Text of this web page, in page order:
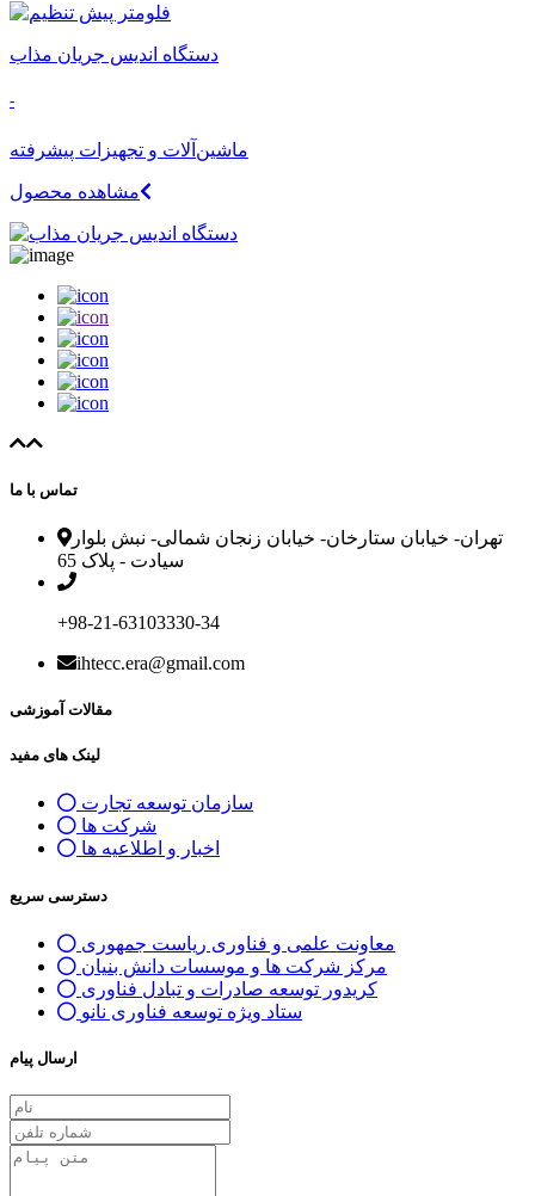
دستگاه اندیس جریان مذاب
-
ماشین‌آلات و تجهیزات پیشرفته
مشاهده محصول
تماس با ما
تهران- خیابان ستارخان- خیابان زنجان شمالی- نبش بلوار
سیادت - پلاک 65
‎+98-21-63103330-34
ihtecc.era@gmail.com
مقالات آموزشی
لینک های مفید
سازمان توسعه تجارت
شرکت ها
اخبار و اطلاعیه ها
دسترسی سریع
معاونت علمی و فناوری ریاست جمهوری
مرکز شرکت ها و موسسات دانش بنیان
کریدور توسعه صادرات و تبادل فناوری
ستاد ویژه توسعه فناوری نانو
ارسال پیام